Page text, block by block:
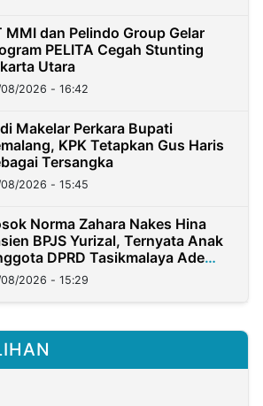
MMI dan Pelindo Group Gelar
PELITA Cegah Stunting
Utara
2026 - 16:42
Makelar Perkara Bupati
KPK Tetapkan Gus Haris
Tersangka
2026 - 15:45
Norma Zahara Nakes Hina
BPJS Yurizal, Ternyata Anak
DPRD Tasikmalaya Ade
2026 - 15:29